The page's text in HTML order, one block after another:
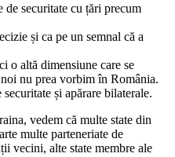
de securitate cu țări precum
și ca pe un semnal că a
o altă dimensiune care se
nu prea vorbim în România.
și apărare bilaterale.
vedem că multe state din
multe parteneriate de
vecini, alte state membre ale